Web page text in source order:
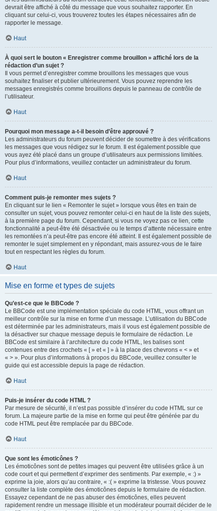
devrait être affiché à côté du message que vous souhaitez rapporter. En
cliquant sur celui-ci, vous trouverez toutes les étapes nécessaires afin de
rapporter le message.
Haut
À quoi sert le bouton « Enregistrer comme brouillon » affiché lors de la
rédaction d’un sujet ?
Il vous permet d’enregistrer comme brouillons les messages que vous
souhaitez finaliser et publier ultérieurement. Vous pouvez reprendre les
messages enregistrés comme brouillons depuis le panneau de contrôle de
l’utilisateur.
Haut
Pourquoi mon message a-t-il besoin d’être approuvé ?
Les administrateurs du forum peuvent décider de soumettre à des vérifications
les messages que vous rédigez sur le forum. Il est également possible que
vous ayez été placé dans un groupe d’utilisateurs aux permissions limitées.
Pour plus d’informations, veuillez contacter un administrateur du forum.
Haut
Comment puis-je remonter mes sujets ?
En cliquant sur le lien « Remonter le sujet » lorsque vous êtes en train de
consulter un sujet, vous pouvez remonter celui-ci en haut de la liste des sujets,
à la première page du forum. Cependant, si vous ne voyez pas ce lien, cette
fonctionnalité a peut-être été désactivée ou le temps d’attente nécessaire entre
les remontées n’a peut-être pas encore été atteint. Il est également possible de
remonter le sujet simplement en y répondant, mais assurez-vous de le faire
tout en respectant les règles du forum.
Haut
Mise en forme et types de sujets
Qu’est-ce que le BBCode ?
Le BBCode est une implémentation spéciale du code HTML, vous offrant un
meilleur contrôle sur la mise en forme d’un message. L’utilisation du BBCode
est déterminée par les administrateurs, mais il vous est également possible de
la désactiver sur chaque message depuis le formulaire de rédaction. Le
BBCode est similaire à l’architecture du code HTML, les balises sont
contenues entre des crochets « [ » et « ] » à la place des chevrons « < » et
« > ». Pour plus d’informations à propos du BBCode, veuillez consulter le
guide qui est accessible depuis la page de rédaction.
Haut
Puis-je insérer du code HTML ?
Par mesure de sécurité, il n’est pas possible d’insérer du code HTML sur ce
forum. La majeure partie de la mise en forme qui peut être générée par du
code HTML peut être remplacée par du BBCode.
Haut
Que sont les émoticônes ?
Les émoticônes sont de petites images qui peuvent être utilisées grâce à un
code court et qui permettent d’exprimer des sentiments. Par exemple, « :) »
exprime la joie, alors qu’au contraire, « :( » exprime la tristesse. Vous pouvez
consulter la liste complète des émoticônes depuis le formulaire de rédaction.
Essayez cependant de ne pas abuser des émoticônes, elles peuvent
rapidement rendre un message illisible et un modérateur pourrait décider de le